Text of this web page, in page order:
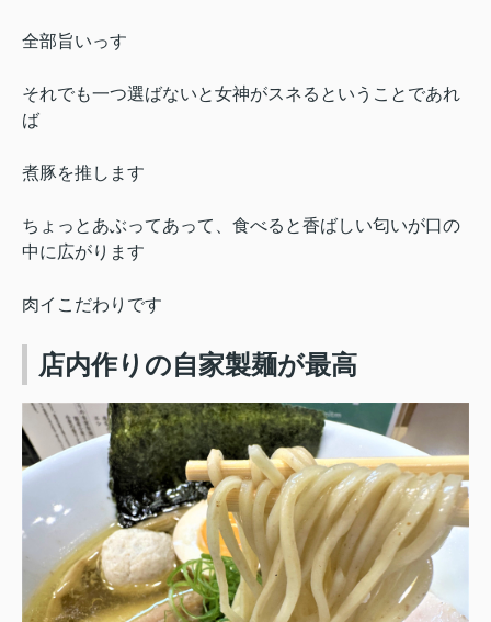
全部旨いっす
それでも一つ選ばないと女神がスネるということであれ
ば
煮豚を推します
ちょっとあぶってあって、 食べると香ばしい匂いが口の
中に広がります
肉イこだわりです
店内作りの自家製麺が最高